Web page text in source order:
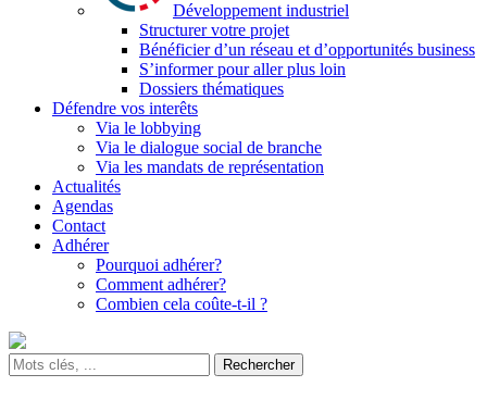
Développement industriel
Structurer votre projet
Bénéficier d’un réseau et d’opportunités business
S’informer pour aller plus loin
Dossiers thématiques
Défendre vos interêts
Via le lobbying
Via le dialogue social de branche
Via les mandats de représentation
Actualités
Agendas
Contact
Adhérer
Pourquoi adhérer?
Comment adhérer?
Combien cela coûte-t-il ?